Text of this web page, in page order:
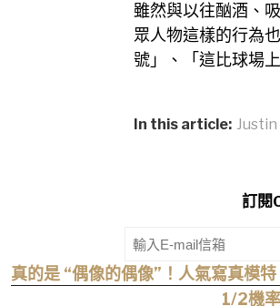
雖然與以往酗酒、
眾人物這樣的行為
號」、「這比球場
In this article:
訂閱
真的是 “偶像的偶像”！人氣寫真模
1/2機